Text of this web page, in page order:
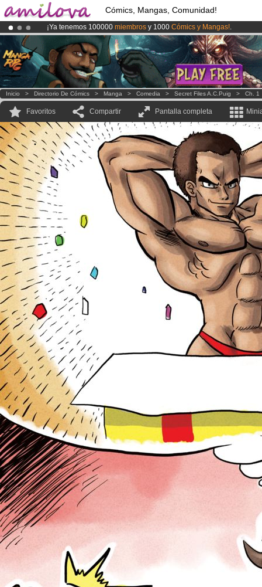
Cómics, Mangas, Comunidad!
¡Ya tenemos 100000 miembros y 1000 Cómics y Mangas!.
¡El Kickstarter Amilova está desormado lanzado!.
¡Conviertete en Premium por3.95 euros al mes!Hazte Premium ya
Inicio > Directorio De Cómics > Manga > Comedia > Secret Files A.C.Puig > Ch. 1
Favoritos Compartir Pantalla completa
.